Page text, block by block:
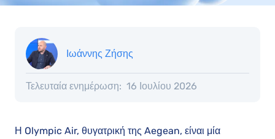
Ιωάννης Ζήσης
Τελευταία ενημέρωση: 16 Ιουλίου 2026
Η Olympic Air, θυγατρική της Aegean, είναι μία